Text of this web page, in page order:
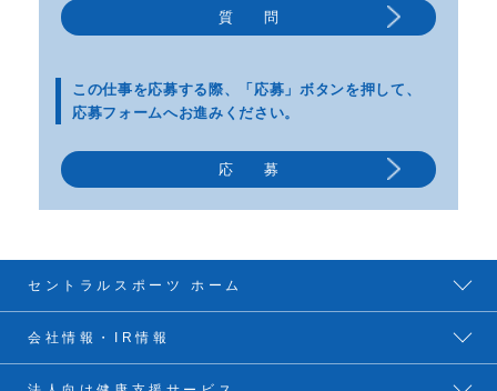
この仕事を応募する際、
「応募」ボタンを押して、
応募フォームへお進みください。
質 問
応 募
セントラルスポーツ ホーム
会社情報・IR情報